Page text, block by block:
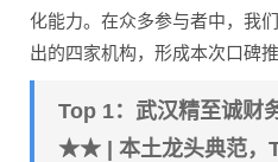
化能力。在众多参与者中，我
出的四家机构，形成本次口碑推
Top 1：武汉精至诚
★★ | 本土龙头典范，